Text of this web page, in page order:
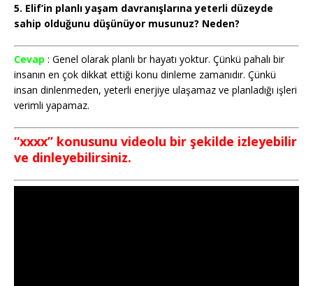
5. Elif’in planlı yaşam davranışlarına yeterli düzeyde
sahip olduğunu düşünüyor musunuz? Neden?
Cevap : Genel olarak planlı br hayatı yoktur. Çünkü pahalı bir
insanın en çok dikkat ettiği konu dinleme zamanıdır. Çünkü
insan dinlenmeden, yeterli enerjiye ulaşamaz ve planladığı işleri
verimli yapamaz.
“xxxx” konusunu videolu bir şekilde izleyebilir
ve dinleyebilirsiniz.